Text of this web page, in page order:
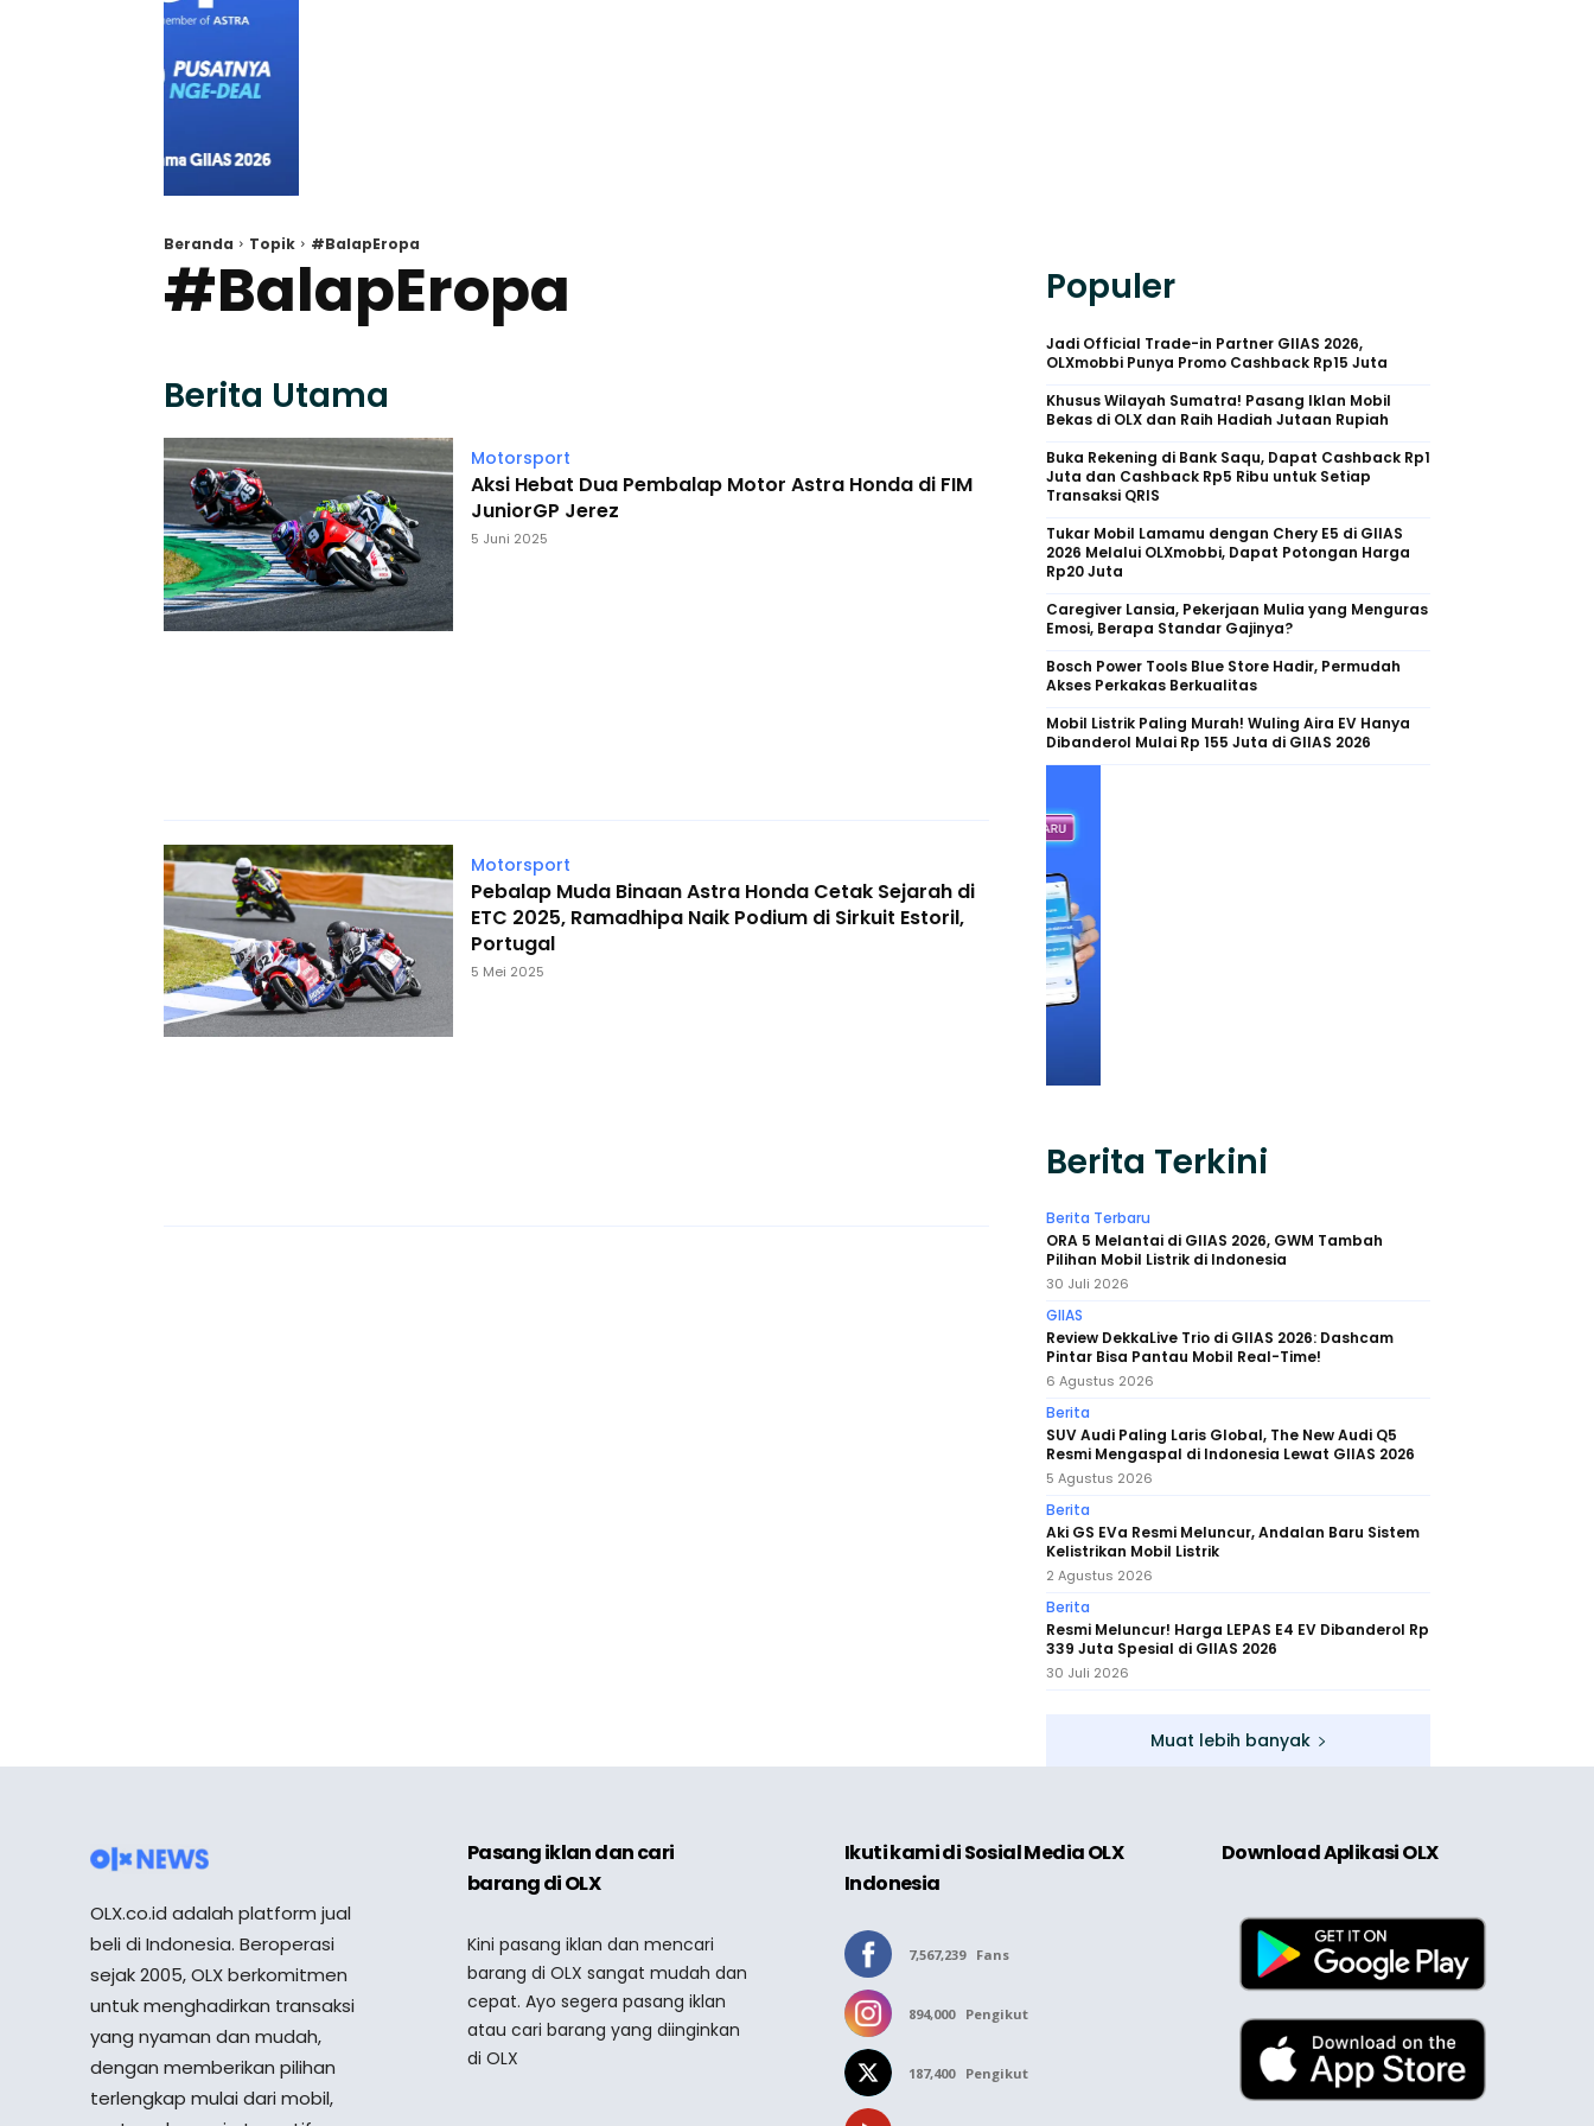
Beranda Topik #BalapEropa
#BalapEropa
Berita Utama
Motorsport
Aksi Hebat Dua Pembalap Motor Astra Honda di FIM
JuniorGP Jerez
5 Juni 2025
Motorsport
Pebalap Muda Binaan Astra Honda Cetak Sejarah di
ETC 2025, Ramadhipa Naik Podium di Sirkuit Estoril,
Portugal
5 Mei 2025
Populer
Jadi Official Trade-in Partner GIIAS 2026,
OLXmobbi Punya Promo Cashback Rp15 Juta
Khusus Wilayah Sumatra! Pasang Iklan Mobil
Bekas di OLX dan Raih Hadiah Jutaan Rupiah
Buka Rekening di Bank Saqu, Dapat Cashback Rp1
Juta dan Cashback Rp5 Ribu untuk Setiap
Transaksi QRIS
Tukar Mobil Lamamu dengan Chery E5 di GIIAS
2026 Melalui OLXmobbi, Dapat Potongan Harga
Rp20 Juta
Caregiver Lansia, Pekerjaan Mulia yang Menguras
Emosi, Berapa Standar Gajinya?
Bosch Power Tools Blue Store Hadir, Permudah
Akses Perkakas Berkualitas
Mobil Listrik Paling Murah! Wuling Aira EV Hanya
Dibanderol Mulai Rp 155 Juta di GIIAS 2026
Berita Terkini
Berita Terbaru
ORA 5 Melantai di GIIAS 2026, GWM Tambah
Pilihan Mobil Listrik di Indonesia
30 Juli 2026
GIIAS
Review DekkaLive Trio di GIIAS 2026: Dashcam
Pintar Bisa Pantau Mobil Real-Time!
6 Agustus 2026
Berita
SUV Audi Paling Laris Global, The New Audi Q5
Resmi Mengaspal di Indonesia Lewat GIIAS 2026
5 Agustus 2026
Berita
Aki GS EVa Resmi Meluncur, Andalan Baru Sistem
Kelistrikan Mobil Listrik
2 Agustus 2026
Berita
Resmi Meluncur! Harga LEPAS E4 EV Dibanderol Rp
339 Juta Spesial di GIIAS 2026
30 Juli 2026
Muat lebih banyak
OLX.co.id adalah platform jual
beli di Indonesia. Beroperasi
sejak 2005, OLX berkomitmen
untuk menghadirkan transaksi
yang nyaman dan mudah,
dengan memberikan pilihan
terlengkap mulai dari mobil,
Pasang iklan dan cari
barang di OLX
Kini pasang iklan dan mencari
barang di OLX sangat mudah dan
cepat. Ayo segera pasang iklan
atau cari barang yang diinginkan
di OLX
Ikuti kami di Sosial Media OLX
Indonesia
7,567,239 Fans
894,000 Pengikut
187,400 Pengikut
Download Aplikasi OLX